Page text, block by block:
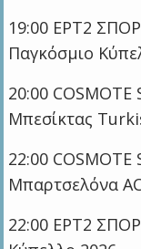
19:00 ΕΡΤ2
Παγκόσμιο
20:00
Μπεσίκτας
22:00 COSMOTE
Μπαρτσελόνα
22:00 ΕΡΤ2 ΣΠΟΡ